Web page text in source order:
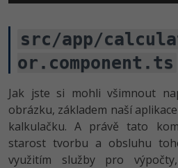
Time management
Linux
Sítě
Ostatní
src/app/
or.component.ts
Jak jste si mohli všimnout
obrázku, základem naší
kalkulačku. A právě tato
starost tvorbu a obsluhu
využitím služby pro